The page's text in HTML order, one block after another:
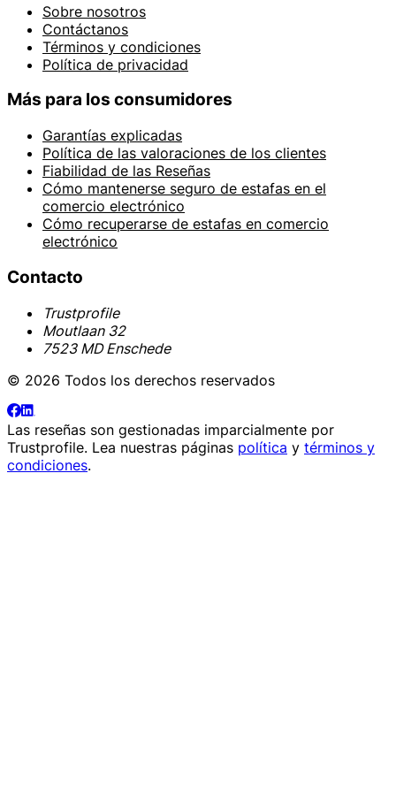
Sobre nosotros
Contáctanos
Términos y condiciones
Política de privacidad
Más para los consumidores
Garantías explicadas
Política de las valoraciones de los clientes
Fiabilidad de las Reseñas
Cómo mantenerse seguro de estafas en el
comercio electrónico
Cómo recuperarse de estafas en comercio
electrónico
Contacto
Trustprofile
Moutlaan 32
7523 MD Enschede
© 2026 Todos los derechos reservados
Las reseñas son gestionadas imparcialmente por
Trustprofile. Lea nuestras páginas política y términos y
condiciones.